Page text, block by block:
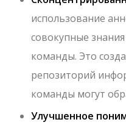
использование
совокупные
команды. Это
репозиторий
команды могут
Улучшенное